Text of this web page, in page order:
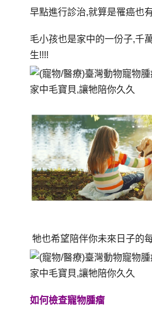
早點進行診治,就算是罹癌也
毛小孩也是家中的一份子,千
生!!!!
牠也希望陪伴你未來日子的
如何檢查寵物腫瘤